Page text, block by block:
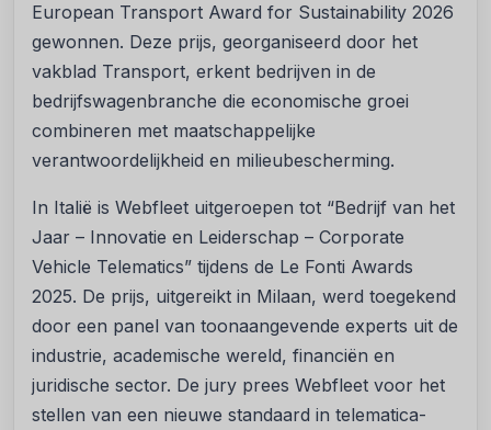
European Transport Award for Sustainability 2026
gewonnen. Deze prijs, georganiseerd door het
vakblad Transport, erkent bedrijven in de
bedrijfswagenbranche die economische groei
combineren met maatschappelijke
verantwoordelijkheid en milieubescherming.
In Italië is Webfleet uitgeroepen tot “Bedrijf van het
Jaar – Innovatie en Leiderschap – Corporate
Vehicle Telematics” tijdens de Le Fonti Awards
2025. De prijs, uitgereikt in Milaan, werd toegekend
door een panel van toonaangevende experts uit de
industrie, academische wereld, financiën en
juridische sector. De jury prees Webfleet voor het
stellen van een nieuwe standaard in telematica-